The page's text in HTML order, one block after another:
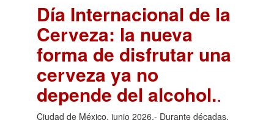
Día Internacional de la
Cerveza: la nueva
forma de disfrutar una
cerveza ya no
depende del alcohol..
Ciudad de México, junio 2026.- Durante décadas,